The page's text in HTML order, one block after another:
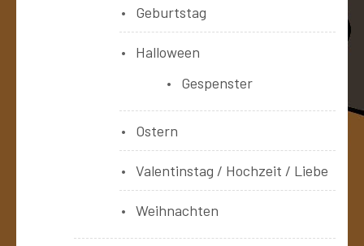
Geburtstag
Halloween
Gespenster
Ostern
Valentinstag / Hochzeit / Liebe
Weihnachten